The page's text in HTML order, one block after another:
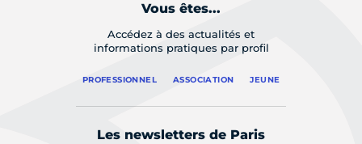
Vous êtes...
Accédez à des actualités et
informations pratiques par profil
PROFESSIONNEL ASSOCIATION JEUNE
Les newsletters de Paris